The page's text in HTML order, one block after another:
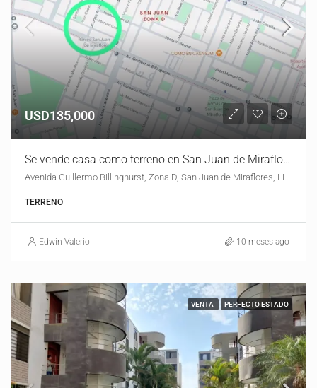
USD135,000
Se vende casa como terreno en San Juan de Miraflores
TERRENO
Edwin Valerio 10 meses ago
VENTA PERFECTO ESTADO